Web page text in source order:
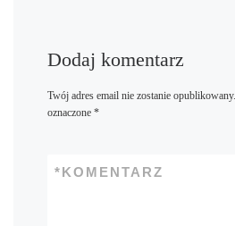
Dodaj komentarz
Twój adres email nie zostanie opublikowany.
oznaczone *
KOMENTARZ
*